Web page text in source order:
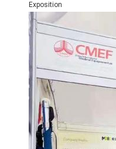
Exposition